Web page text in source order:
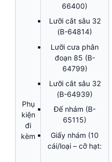
Phụ
kiện
đi
kèm
66400)
Lưỡi cắt sâu 32
(B-64814)
Lưỡi cưa phân
đoạn 85 (B-
64799)
Lưỡi cắt sâu 32
(B-64939)
Đế nhám (B-
65115)
Giấy nhám (10
cái/loại – cỡ hạt: